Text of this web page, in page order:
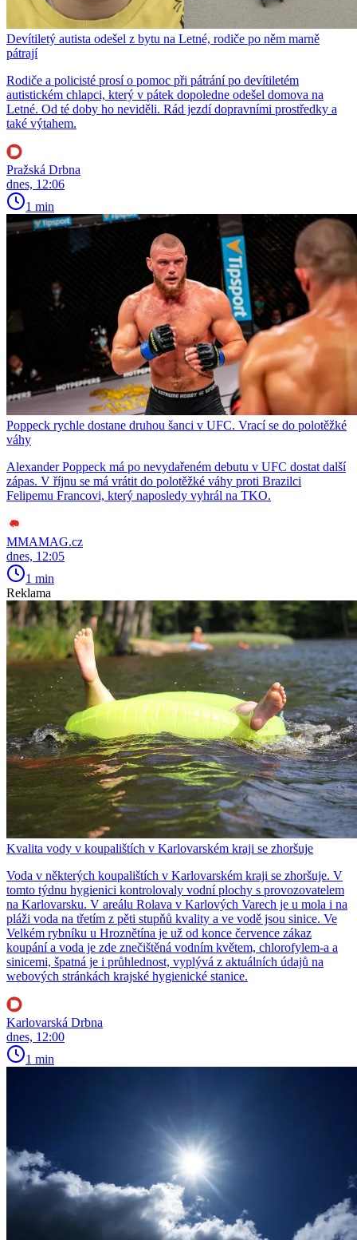
Devítiletý autista odešel z bytu na Letné, rodiče po něm marně
pátrají
Rodiče a policisté prosí o pomoc při pátrání po devítiletém
autistickém chlapci, který v pátek dopoledne odešel domova na
Letné. Od té doby ho neviděli. Rád jezdí dopravními prostředky a
také výtahem.
Pražská Drbna
dnes, 12:06
1 min
Poppeck rychle dostane druhou šanci v UFC. Vrací se do polotěžké
váhy
Alexander Poppeck má po nevydařeném debutu v UFC dostat další
zápas. V říjnu se má vrátit do polotěžké váhy proti Brazilci
Felipemu Francovi, který naposledy vyhrál na TKO.
MMAMAG.cz
dnes, 12:05
1 min
Reklama
Kvalita vody v koupalištích v Karlovarském kraji se zhoršuje
Voda v některých koupalištích v Karlovarském kraji se zhoršuje. V
tomto týdnu hygienici kontrolovaly vodní plochy s provozovatelem
na Karlovarsku. V areálu Rolava v Karlových Varech je u mola i na
pláži voda na třetím z pěti stupňů kvality a ve vodě jsou sinice. Ve
Velkém rybníku u Hroznětína je už od konce července zákaz
koupání a voda je zde znečištěná vodním květem, chlorofylem-a a
sinicemi, špatná je i průhlednost, vyplývá z aktuálních údajů na
webových stránkách krajské hygienické stanice.
Karlovarská Drbna
dnes, 12:00
1 min